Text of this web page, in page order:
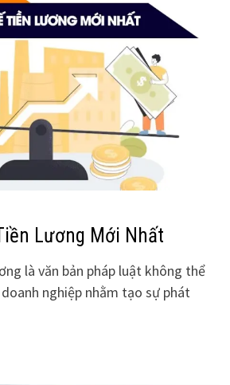
Lương Mới Nhất
là văn bản pháp luật không thể
nghiệp nhằm tạo sự phát